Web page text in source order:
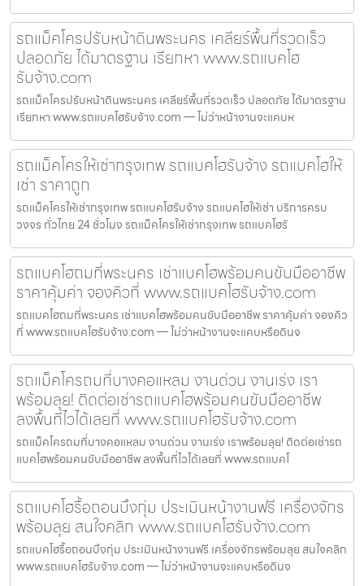
รถแม็คโครปรับหน้าดินพระนคร เคลียร์พื้นที่รวดเร็ว
ปลอดภัย ได้มาตรฐาน เรียกหา www.รถแบคโฮ
รับจ้าง.com
รถแม็คโครปรับหน้าดินพระนคร เคลียร์พื้นที่รวดเร็ว ปลอดภัย ได้มาตรฐาน
เรียกหา www.รถแบคโฮรับจ้าง.com — ไม่ว่าหน้างานจะแคบห
รถแม็คโครให้เช่ากรุงเทพ รถแบคโฮรับจ้าง รถแบคโฮให้
เช่า ราคาถูก
รถแม็คโครให้เช่ากรุงเทพ รถแบคโฮรับจ้าง รถแบคโฮให้เช่า บริการครบ
วงจร ทั่วไทย 24 ชั่วโมง รถแม็คโครให้เช่ากรุงเทพ รถแบคโฮรั
รถแบคโฮถมที่พระนคร เช่าแบคโฮพร้อมคนขับมืออาชีพ
ราคาคุ้มค่า จองคิวที่ www.รถแบคโฮรับจ้าง.com
รถแบคโฮถมที่พระนคร เช่าแบคโฮพร้อมคนขับมืออาชีพ ราคาคุ้มค่า จองคิว
ที่ www.รถแบคโฮรับจ้าง.com — ไม่ว่าหน้างานจะแคบหรือดินจ
รถแม็คโครถมที่บางคอแหลม งานด่วน งานเร่ง เรา
พร้อมลุย! ติดต่อเช่ารถแบคโฮพร้อมคนขับมืออาชีพ
ลงพื้นที่ไวได้เลยที่ www.รถแบคโฮรับจ้าง.com
รถแม็คโครถมที่บางคอแหลม งานด่วน งานเร่ง เราพร้อมลุย! ติดต่อเช่ารถ
แบคโฮพร้อมคนขับมืออาชีพ ลงพื้นที่ไวได้เลยที่ www.รถแบคโ
รถแบคโฮรื้อถอนบึงกุ่ม ประเมินหน้างานฟรี เครื่องจักร
พร้อมลุย สนใจคลิก www.รถแบคโฮรับจ้าง.com
รถแบคโฮรื้อถอนบึงกุ่ม ประเมินหน้างานฟรี เครื่องจักรพร้อมลุย สนใจคลิก
www.รถแบคโฮรับจ้าง.com — ไม่ว่าหน้างานจะแคบหรือดินจ